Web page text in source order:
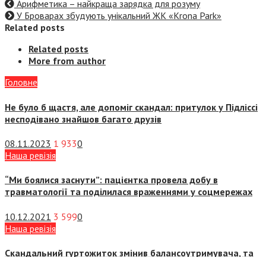
Арифметика – найкраща зарядка для розуму
У Броварах збудують унікальний ЖК «Кrona Park»
Related posts
Related posts
More from author
Головне
Не було б щастя, але допоміг скандал: притулок у Підліссі
несподівано знайшов багато друзів
08.11.2023 1 9330
Наша ревізія
“Ми боялися заснути”: пацієнтка провела добу в
травматології та поділилася враженнями у соцмережах
10.12.2021 3 5990
Наша ревізія
Скандальний гуртожиток змінив балансоутримувача, та